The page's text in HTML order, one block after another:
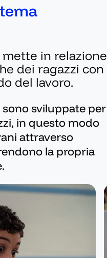
in relazione
dei ragazzi con
del lavoro.
sviluppate per
in questo modo
attraverso
la propria